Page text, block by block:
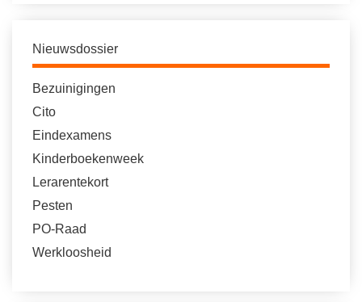
Nieuwsdossier
Bezuinigingen
Cito
Eindexamens
Kinderboekenweek
Lerarentekort
Pesten
PO-Raad
Werkloosheid